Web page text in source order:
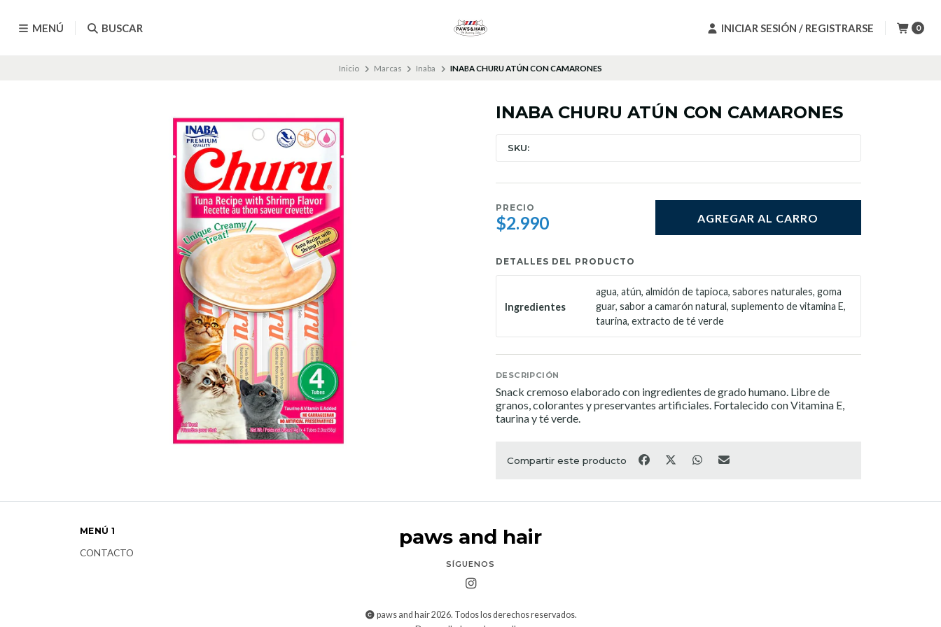
MENÚ BUSCAR INICIAR SESIÓN / REGISTRARSE 0
Inicio Marcas Inaba INABA CHURU ATÚN CON CAMARONES
INABA CHURU ATÚN CON CAMARONES
SKU:
PRECIO
$2.990 AGREGAR AL CARRO
DETALLES DEL PRODUCTO
Ingredientes
agua, atún, almidón de tapioca, sabores naturales, goma
guar, sabor a camarón natural, suplemento de vitamina E,
taurina, extracto de té verde
DESCRIPCIÓN
Snack cremoso elaborado con ingredientes de grado humano. Libre de
granos, colorantes y preservantes artificiales. Fortalecido con Vitamina E,
taurina y té verde.
Compartir este producto
paws and hair
SÍGUENOS
paws and hair 2026. Todos los derechos reservados.
MENÚ 1
CONTACTO